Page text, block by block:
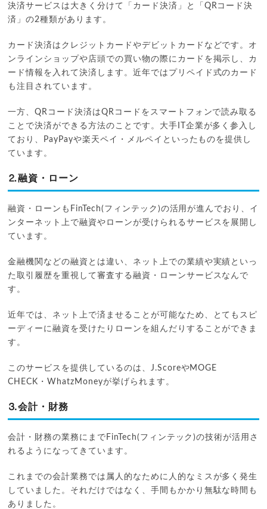
決済サービスは大きく分けて「カード決済」と「QRコード決
済」の2種類があります。
カード決済はクレジットカードやデビットカードなどです。オ
ンラインショップや店頭での買い物の際にカードを掲示し、カ
ード情報を入れて決済します。近年ではプリペイド式のカード
も注目されています。
一方、QRコード決済はQRコードをスマートフォンで読み取る
ことで決済ができる方法のことです。大手IT企業が多く参入し
ており、PayPayや楽天ペイ・メルペイといったものを提供し
ています。
⒉融資・ローン
融資・ローンもFinTech(フィンテック)の活用が進んでおり、イ
ンターネット上で融資やローンが受けられるサービスを展開し
ています。
金融機関などの融資とは違い、ネット上での業績や実績といっ
た取引履歴を重視して審査する融資・ローンサービスなんで
す。
近年では、ネット上で済ませることが可能なため、とてもスピ
ーディーに融資を受けたりローンを組んだりすることができま
す。
このサービスを提供しているのは、J.ScoreやMOGE
CHECK・WhatzMoneyが挙げられます。
⒊会計・財務
会計・財務の業務にまでFinTech(フィンテック)の技術が活用さ
れるようになってきています。
これまでの会計業務では属人的なために人的なミスが多く発生
していました。それだけではなく、手間もかかり無駄な時間も
ありました。